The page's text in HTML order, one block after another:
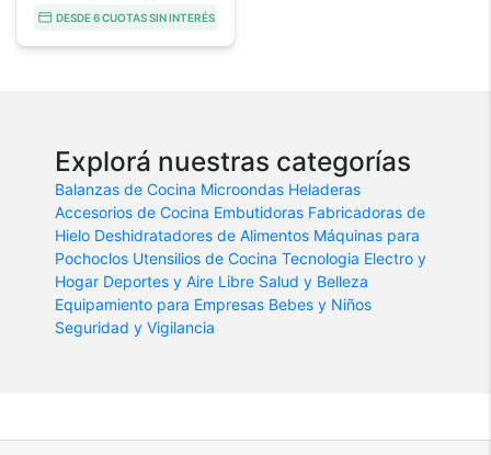
DESDE 6 CUOTAS SIN INTERÉS
Explorá nuestras categorías
Balanzas de Cocina Microondas Heladeras
Accesorios de Cocina Embutidoras Fabricadoras de
Hielo Deshidratadores de Alimentos Máquinas para
Pochoclos Utensilios de Cocina Tecnologia Electro y
Hogar Deportes y Aire Libre Salud y Belleza
Equipamiento para Empresas Bebes y Niños
Seguridad y Vigilancia